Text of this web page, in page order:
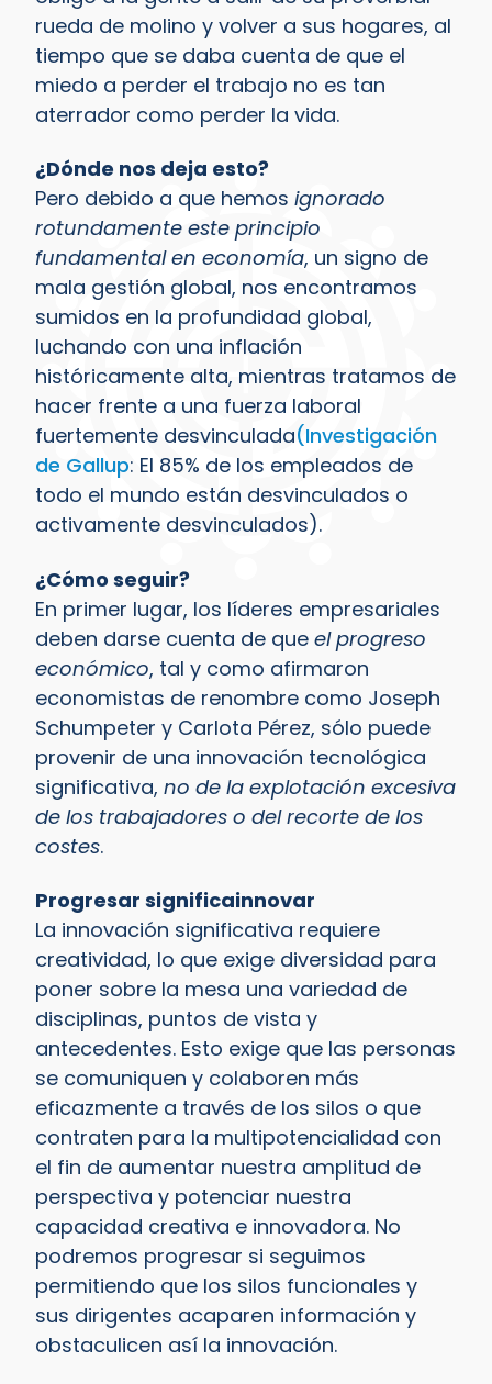
rueda de molino y volver a sus hogares, al
tiempo que se daba cuenta de que el
miedo a perder el trabajo no es tan
aterrador como perder la vida.
¿Dónde nos deja esto?
Pero debido a que hemosignorado
rotundamente este principio
fundamental en economía, un signo de
mala gestión global, nos encontramos
sumidos en la profundidad global,
luchando con una inflación
históricamente alta, mientras tratamos de
hacer frente a una fuerza laboral
fuertemente desvinculada(Investigación
de Gallup: El 85% de los empleados de
todo el mundo están desvinculados o
activamente desvinculados).
¿Cómo seguir?
En primer lugar, los líderes empresariales
deben darse cuenta de queel progreso
económico, tal y como afirmaron
economistas de renombre como Joseph
Schumpeter y Carlota Pérez, sólo puede
provenir de una innovación tecnológica
significativa, no de la explotación excesiva
de los trabajadores o del recorte de los
costes.
Progresar significainnovar
La innovación significativa requiere
creatividad, lo que exige diversidad para
poner sobre la mesa una variedad de
disciplinas, puntos de vista y
antecedentes. Esto exige que las personas
se comuniquen y colaboren más
eficazmente a través de los silos o que
contraten para la multipotencialidad con
el fin de aumentar nuestra amplitud de
perspectiva y potenciar nuestra
capacidad creativa e innovadora. No
podremos progresar si seguimos
permitiendo que los silos funcionales y
sus dirigentes acaparen información y
obstaculicen así la innovación.